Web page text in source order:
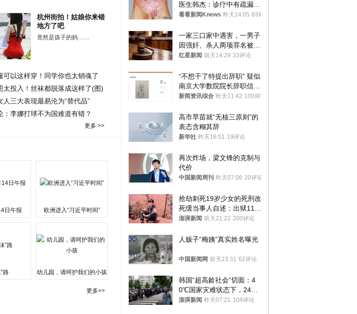
杭州街拍！姑娘你来错
地方了吧
竟然是孩子的妈……
可以这样穿！同学你也太销魂了
太投入！丝袜都脱落成这样了(图)
人三大表现最易沦为“替代品”
：李娜打球不为国难道有错？
更多 >>
日午报 欧洲进入“习近平时间”
路 幼儿园，请呵护我们的小孩
更多>>
医生韩杰：诊疗中有疏漏，
我认错，但不能认罪
看看新闻Knews 昨天14:05 83评论
一家三口家中遇害，一男子
因强奸、杀人两项罪名被判
死缓 最高检介入后改判无
红星新闻 前天14:29 33评论
“不想干了特提出辞职” 疑似
南京大学数院院长辞职信流
传 院方回应
新闻资讯综合 昨天11:42 100评论
高市早苗就“无核三原则”的
表态含糊其辞
新华社 昨天16:51 19评论
再次炸场，梁文锋的克制与
代价
中国新闻周刊 昨天07:06 20评论
抢劫刺死19岁少女的死刑改
死缓当事人自述：出狱11年
间始终刻意躲避被害人家属
澎湃新闻 前天21:22 200评论
人贩子“梅姨”真实姓名曝光
中国新闻网 前天23:31 62评论
韩国“超高龄社会”切面：4
0℃国家灾难状态下，2400
名首尔老人还在巷子里收废
澎湃新闻 昨天07:21 104评论